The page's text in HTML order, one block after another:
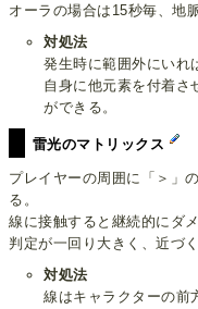
オーラの場合は15秒毎、地
対処法
発生時に範囲外にいれ
自身に他元素を付着さ
ができる。
雷光のマトリックス
プレイヤーの周囲に「＞」
る。
線に接触すると継続的にダ
判定が一回り大きく、近づ
対処法
線はキャラクターの前